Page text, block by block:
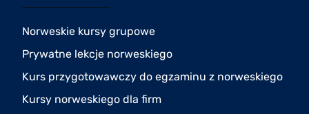
o
o
g
r
a
m
e
Norweskie kursy grupowe
Prywatne lekcje norweskiego
Kurs przygotowawczy do egzaminu z norweskiego
Kursy norweskiego dla firm